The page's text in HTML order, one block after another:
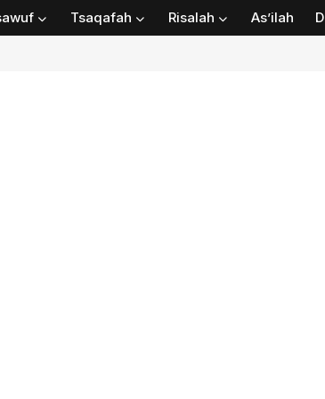
Tsaqafah Risalah As’ilah